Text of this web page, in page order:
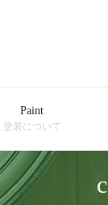
Paint
塗装について